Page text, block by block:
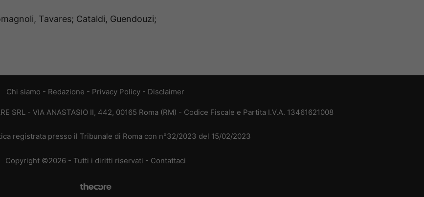
Tavares; Cataldi, Guendouzi;
Chi siamo - Redazione - Privacy Policy - Disclaimer
SRL - VIA ANASTASIO II, 442, 00165 Roma (RM) - Codice Fiscale e Partita I.V.A. 13461621008
registrata presso il Tribunale di Roma con n°32/2023 del 15/02/2023
Copyright ©2026 - Tutti i diritti riservati - Contattaci